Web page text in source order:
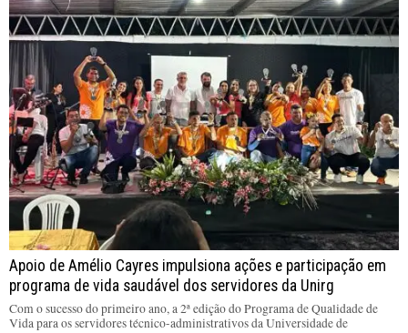
Apoio de Amélio Cayres impulsiona ações e participação em
programa de vida saudável dos servidores da Unirg
Com o sucesso do primeiro ano, a 2ª edição do Programa de Qualidade de
Vida para os servidores técnico-administrativos da Universidade de